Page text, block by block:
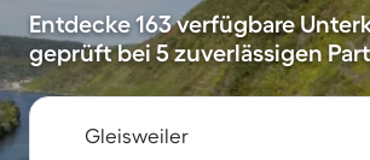
Entdecke 163 verfügbare
geprüft bei 5 zuverlässigen